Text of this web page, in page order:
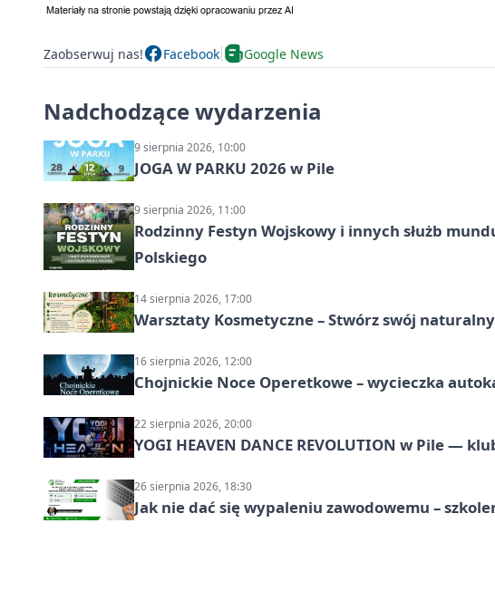
Zaobserwuj nas! Facebook Google News
Nadchodzące wydarzenia
9 sierpnia 2026, 10:00
JOGA W PARKU 2026 w Pile
9 sierpnia 2026, 11:00
Rodzinny Festyn Wojskowy i innych służb
Polskiego
14 sierpnia 2026, 17:00
Warsztaty Kosmetyczne – Stwórz swój
16 sierpnia 2026, 12:00
Chojnickie Noce Operetkowe – wycieczka
22 sierpnia 2026, 20:00
YOGI HEAVEN DANCE REVOLUTION w Pile —
26 sierpnia 2026, 18:30
Jak nie dać się wypaleniu zawodowemu –